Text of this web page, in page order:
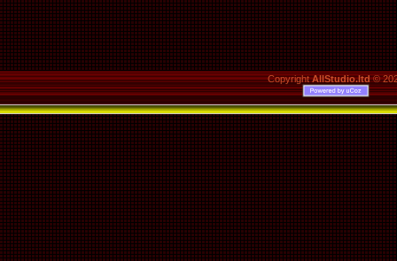
CopyrightAllStudio.ltd©